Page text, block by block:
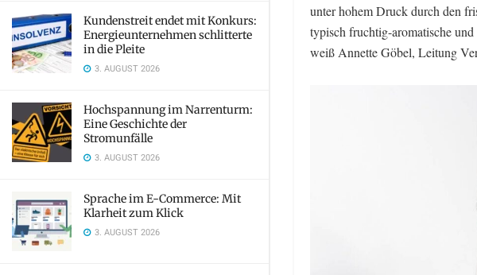
Kundenstreit endet mit Konkurs:
Energieunternehmen schlitterte
in die Pleite
3. AUGUST 2026
Hochspannung im Narrenturm:
Eine Geschichte der
Stromunfälle
3. AUGUST 2026
Sprache im E-Commerce: Mit
Klarheit zum Klick
3. AUGUST 2026
unter hohem Druck durch den
typisch fruchtig-aromatische
weiß Annette Göbel, Leitung